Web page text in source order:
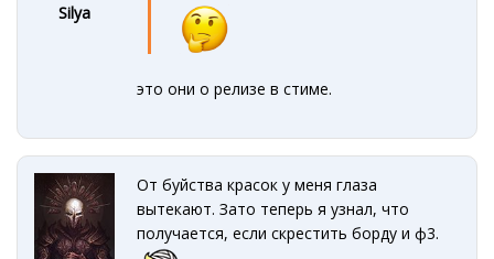
Silya
это они о релизе в стиме.
От буйства красок у меня глаза
вытекают. Зато теперь я узнал, что
получается, если скрестить борду и ф3.